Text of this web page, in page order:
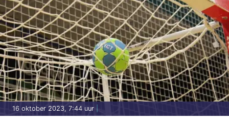
16 oktober 2023, 7:44 uur